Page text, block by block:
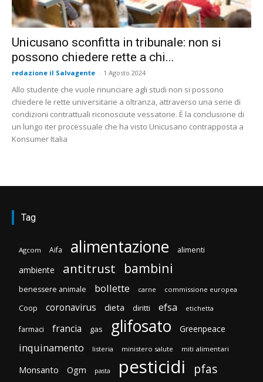
Unicusano sconfitta in tribunale: non si
possono chiedere rette a chi...
redazione il Salvagente - 1 Agosto 2024
Allo studente che vuole rinunciare agli studi non si possono
chiedere le rette universitarie a oltranza, attraverso una serie di
condizioni contrattuali riconosciute vessatorie. È la conclusione di
un lungo iter processuale che ha visto Unicusano contrapposta a
Konsumer Italia
Tag
Agcom Aifa alimentazione alimenti
ambiente antitrust bambini
benessere animale bollette carne commissione europea
Coop coronavirus dieta diritti efsa etichetta
farmaci francia gas glifosato Greenpeace
inquinamento listeria ministero salute miti alimentari
Monsanto Ogm pasta pesticidi pfas